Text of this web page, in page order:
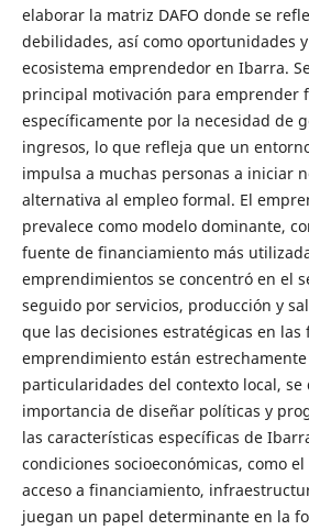
elaborar la matriz DAFO donde se
debilidades, así como oportunidades
ecosistema emprendedor en Ibarra.
principal motivación para emprender
específicamente por la necesidad de
ingresos, lo que refleja que un
impulsa a muchas personas a iniciar
alternativa al empleo formal. El
prevalece como modelo dominante,
fuente de financiamiento más
emprendimientos se concentró en el
seguido por servicios, producción y
que las decisiones estratégicas en las
emprendimiento están
particularidades del contexto local, se
importancia de diseñar políticas y
las características específicas de
condiciones socioeconómicas, como
acceso a financiamiento,
juegan un papel determinante en la